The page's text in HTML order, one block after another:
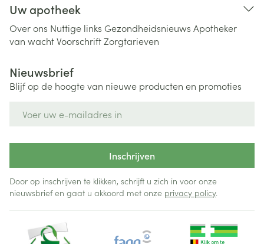
Uw apotheek
Over ons Nuttige links Gezondheidsnieuws Apotheker
van wachtVoorschriftZorgtarieven
Nieuwsbrief
Blijf op de hoogte van nieuwe producten en promoties
Inschrijven
Door op inschrijven te klikken, schrijft u zich in voor onze
nieuwsbrief en gaat u akkoord met onze privacy policy.